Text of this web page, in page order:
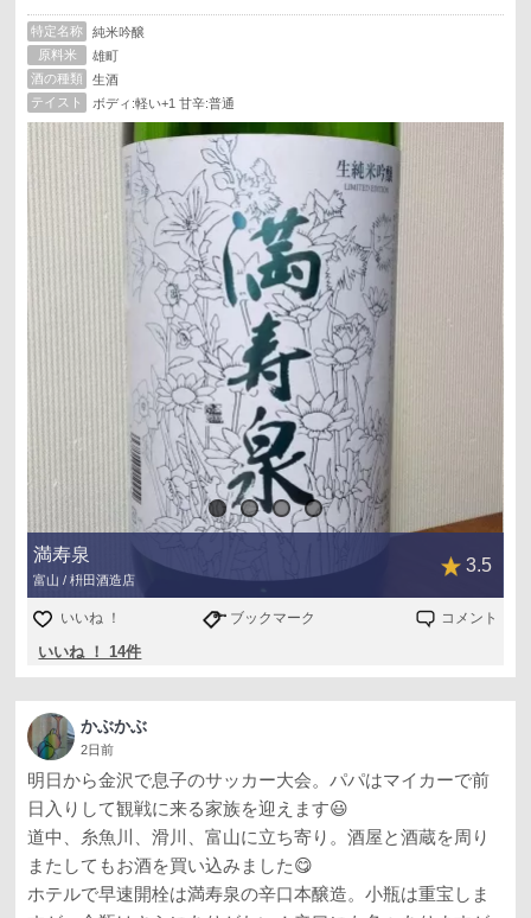
品の良い酒。
余談：さすがに買い出しが暑いのでネットで探してみると
低アル気味が多い中、度数17度とあったので購入。
でも届いた酒のラベルは15度表記‥残念。
良くある通販のパターンだけど、という事は‥と思って調
べてみると2，3年前まではどうやら17度だった模様。
その違いはとても大きいんだけど、各蔵とも同じような傾
向で‥飲み手もそんなに皆揃って低アル志向へと変化して
いるのかな？
最近は度数のある酒がどんどん減っていく‥‥「日本酒が
お酒でなけ～れば～♪」となりませんように。
以前の記録も一緒に
166 1996/2（写真4）
純米酒
五百万石 60％
+5 1.7 9号 15-16° 95/12 B
720 1300
少し濃い目の味わい
特定名称
純米吟醸
原料米
雄町
酒の種類
生酒
テイスト
ボディ:軽い+1 甘辛:普通
満寿泉
富山 / 枡田酒造店
3.5
いいね ！ ブックマーク コメント
いいね ！ 14件
かぶかぶ
2日前
明日から金沢で息子のサッカー大会。パパはマイカーで前
日入りして観戦に来る家族を迎えます😃
道中、糸魚川、滑川、富山に立ち寄り。酒屋と酒蔵を周り
またしてもお酒を買い込みました😋
ホテルで早速開栓は満寿泉の辛口本醸造。小瓶は重宝しま